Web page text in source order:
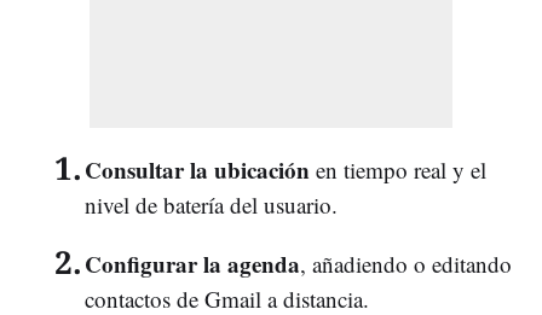
Consultar la ubicación en tiempo real y el
nivel de batería del usuario.
Configurar la agenda, añadiendo o editando
contactos de Gmail a distancia.